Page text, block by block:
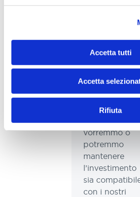
Accetta tutti
Accetta
Rifiuta
che, per
riguarda le
finanziario,
l’orizzonte
temporale
minimo in cui
vorremmo o
potremmo
mantenere
l’investimento
sia
con i nostri